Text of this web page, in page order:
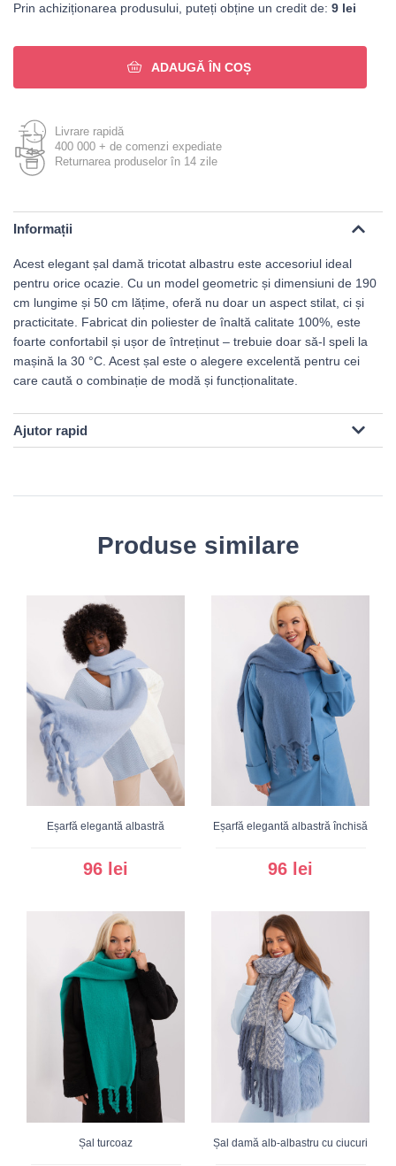
Prin achiziționarea produsului, puteți obține un credit de: 9 lei
ADAUGĂ ÎN COȘ
Livrare rapidă
400 000 + de comenzi expediate
Returnarea produselor în 14 zile
Informații
Acest elegant șal damă tricotat albastru este accesoriul ideal
pentru orice ocazie. Cu un model geometric și dimensiuni de 190
cm lungime și 50 cm lățime, oferă nu doar un aspect stilat, ci și
practicitate. Fabricat din poliester de înaltă calitate 100%, este
foarte confortabil și ușor de întreținut – trebuie doar să-l speli la
mașină la 30 °C. Acest șal este o alegere excelentă pentru cei
care caută o combinație de modă și funcționalitate.
Ajutor rapid
Produse similare
Eșarfă elegantă albastră
96 lei
Eșarfă elegantă albastră închisă
96 lei
Șal turcoaz Șal damă alb-albastru cu ciucuri